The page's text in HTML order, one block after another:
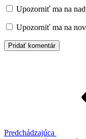
Upozorniť ma na
Upozorniť ma na
Predchádzajúca